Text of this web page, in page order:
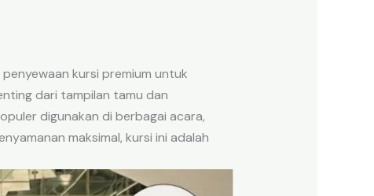
kursi premium untuk
dari tampilan tamu dan
digunakan di berbagai acara,
maksimal, kursi ini adalah